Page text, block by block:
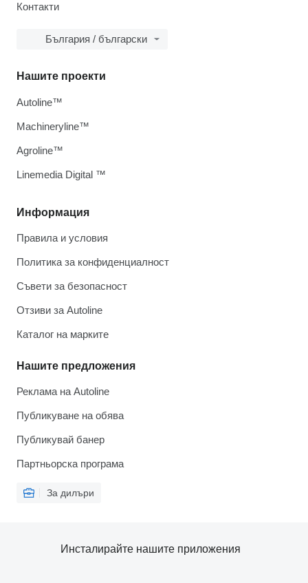
Контакти
България / български
Информация
Правила и условия
Политика за конфиденциалност
Съвети за безопасност
Отзиви за Autoline
Каталог на марките
Нашите предложения
Реклама на Autoline
Публикуване на обява
Публикувай банер
Партньорска програма
За дилъри
Нашите проекти
Autoline™
Machineryline™
Agroline™
Linemedia Digital ™
Инсталирайте нашите приложения